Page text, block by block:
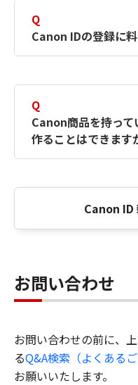
択したサービス
簡単に作成でき
Canon IDの登録
Q
Canon IDの登録に
Q
Canon商品を持っ
作ることはできます
Canon ID
お問い合わせ
お問い合わせの前に、
るQ&A検索（よくあるご
お願いいたします。